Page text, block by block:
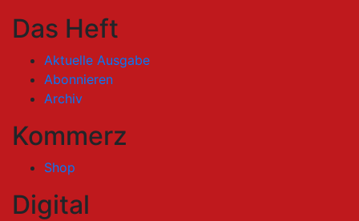
Das Heft
Aktuelle Ausgabe
Abonnieren
Archiv
Kommerz
Shop
Digital